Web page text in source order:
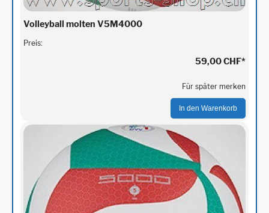
Volleyball molten V5M4000
Preis:
59,00 CHF*
Für später merken
In den Warenkorb